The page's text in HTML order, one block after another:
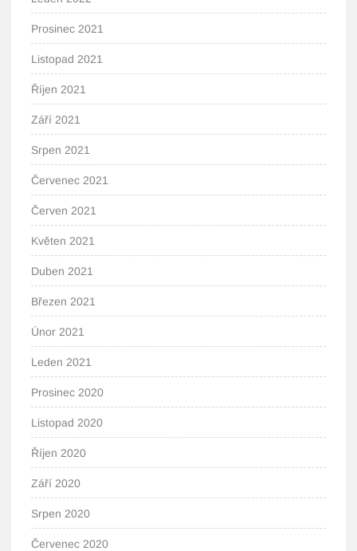
Prosinec 2021
Listopad 2021
Říjen 2021
Září 2021
Srpen 2021
Červenec 2021
Červen 2021
Květen 2021
Duben 2021
Březen 2021
Únor 2021
Leden 2021
Prosinec 2020
Listopad 2020
Říjen 2020
Září 2020
Srpen 2020
Červenec 2020